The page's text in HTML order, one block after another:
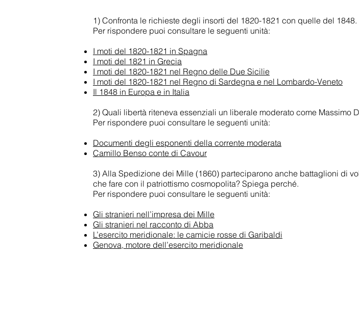
1) Confronta le richieste degli insorti del 1820-1821 con quelle del
Per rispondere puoi consultare le seguenti unità:
I moti del 1820-1821 in Spagna
I moti del 1821 in Grecia
I moti del 1820-1821 nel Regno delle Due Sicilie
I moti del 1820-1821 nel Regno di Sardegna e nel Lombardo-Veneto
Il 1848 in Europa e in Italia
2) Quali libertà riteneva essenziali un liberale moderato come Massimo
Per rispondere puoi consultare le seguenti unità:
Documenti degli esponenti della corrente moderata
Camillo Benso conte di Cavour
3) Alla Spedizione dei Mille (1860) parteciparono anche battaglioni di
che fare con il patriottismo cosmopolita? Spiega perché.
Per rispondere puoi consultare le seguenti unità:
Gli stranieri nell’impresa dei Mille
Gli stranieri nel racconto di Abba
L’esercito meridionale: le camicie rosse di Garibaldi
Genova, motore dell’esercito meridionale